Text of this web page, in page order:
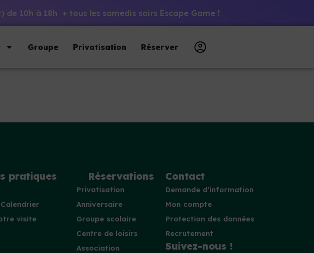
10h à 18h + tous les samedis soirs Escape Game !
Groupe Privatisation Réserver
pratiques
visite
Réservations
Privatisation
Anniversaire
Groupe scolaire
Centre de loisirs
Association
Contact
Demande d’information
Mon compte
Protection des données
Recrutement
Suivez-nous !